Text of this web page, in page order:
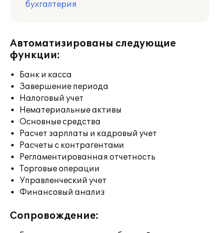
бухгалтерия
Автоматизированы следующие
функции:
Банк и касса
Завершение периода
Налоговый учет
Нематериальные активы
Основные средства
Расчет зарплаты и кадровый учет
Расчеты с контрагентами
Регламентированная отчетность
Торговые операции
Управленческий учет
Финансовый анализ
Сопровождение: